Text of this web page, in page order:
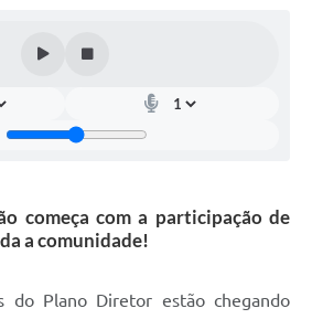
começa com a participação de
a comunidade!
do Plano Diretor estão chegando